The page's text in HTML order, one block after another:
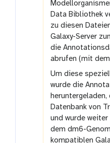
Data Bibliothek
zu diesen
Galaxy-Server
die
abrufen (mit
Um diese
wurde die
Datenbank von
und wurde
dem dm6-
kompatiblen